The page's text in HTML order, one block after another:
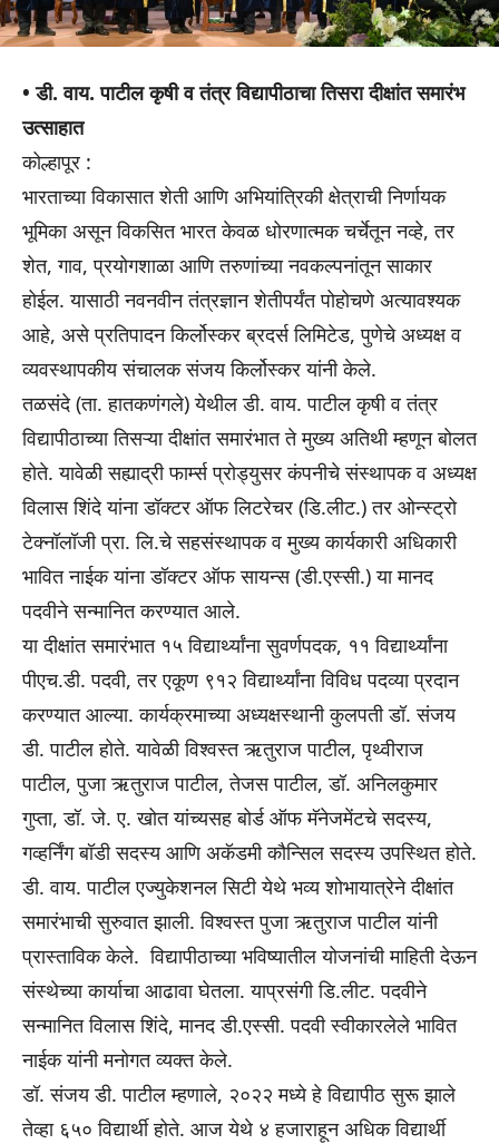
• डी. वाय. पाटील कृषी व तंत्र विद्यापीठाचा तिसरा दीक्षांत समारंभ
उत्साहात
कोल्हापूर :
भारताच्या विकासात शेती आणि अभियांत्रिकी क्षेत्राची निर्णायक
भूमिका असून विकसित भारत केवळ धोरणात्मक चर्चेतून नव्हे, तर
शेत, गाव, प्रयोगशाळा आणि तरुणांच्या नवकल्पनांतून साकार
होईल. यासाठी नवनवीन तंत्रज्ञान शेतीपर्यंत पोहोचणे अत्यावश्यक
आहे, असे प्रतिपादन किर्लोस्कर ब्रदर्स लिमिटेड, पुणेचे अध्यक्ष व
व्यवस्थापकीय संचालक संजय किर्लोस्कर यांनी केले.
तळसंदे (ता. हातकणंगले) येथील डी. वाय. पाटील कृषी व तंत्र
विद्यापीठाच्या तिसऱ्या दीक्षांत समारंभात ते मुख्य अतिथी म्हणून बोलत
होते. यावेळी सह्याद्री फार्म्स प्रोड्युसर कंपनीचे संस्थापक व अध्यक्ष
विलास शिंदे यांना डॉक्टर ऑफ लिटरेचर (डि.लीट.) तर ओन्स्ट्रो
टेक्नॉलॉजी प्रा. लि.चे सहसंस्थापक व मुख्य कार्यकारी अधिकारी
भावित नाईक यांना डॉक्टर ऑफ सायन्स (डी.एस्सी.) या मानद
पदवीने सन्मानित करण्यात आले.
या दीक्षांत समारंभात १५ विद्यार्थ्यांना सुवर्णपदक, ११ विद्यार्थ्यांना
पीएच.डी. पदवी, तर एकूण ९१२ विद्यार्थ्यांना विविध पदव्या प्रदान
करण्यात आल्या. कार्यक्रमाच्या अध्यक्षस्थानी कुलपती डॉ. संजय
डी. पाटील होते. यावेळी विश्वस्त ऋतुराज पाटील, पृथ्वीराज
पाटील, पुजा ऋतुराज पाटील, तेजस पाटील, डॉ. अनिलकुमार
गुप्ता, डॉ. जे. ए. खोत यांच्यसह बोर्ड ऑफ मॅनेजमेंटचे सदस्य,
गव्हर्निंग बॉडी सदस्य आणि अकॅडमी कौन्सिल सदस्य उपस्थित होते.
डी. वाय. पाटील एज्युकेशनल सिटी येथे भव्य शोभायात्रेने दीक्षांत
समारंभाची सुरुवात झाली. विश्वस्त पुजा ऋतुराज पाटील यांनी
प्रास्ताविक केले. विद्यापीठाच्या भविष्यातील योजनांची माहिती देऊन
संस्थेच्या कार्याचा आढावा घेतला. याप्रसंगी डि.लीट. पदवीने
सन्मानित विलास शिंदे, मानद डी.एस्सी. पदवी स्वीकारलेले भावित
नाईक यांनी मनोगत व्यक्त केले.
डॉ. संजय डी. पाटील म्हणाले, २०२२ मध्ये हे विद्यापीठ सुरू झाले
तेव्हा ६५० विद्यार्थी होते. आज येथे ४ हजाराहून अधिक विद्यार्थी